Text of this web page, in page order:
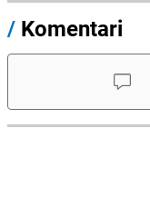
/ Komentari